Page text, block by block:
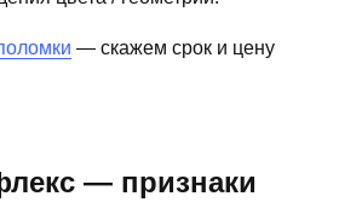
— скажем срок и цену
— признаки